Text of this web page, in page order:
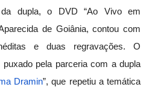
da dupla, o DVD “Ao Vivo em
de Goiânia, contou com
e duas regravações. O
puxado pela parceria com a dupla
Dramin”, que repetiu a temática